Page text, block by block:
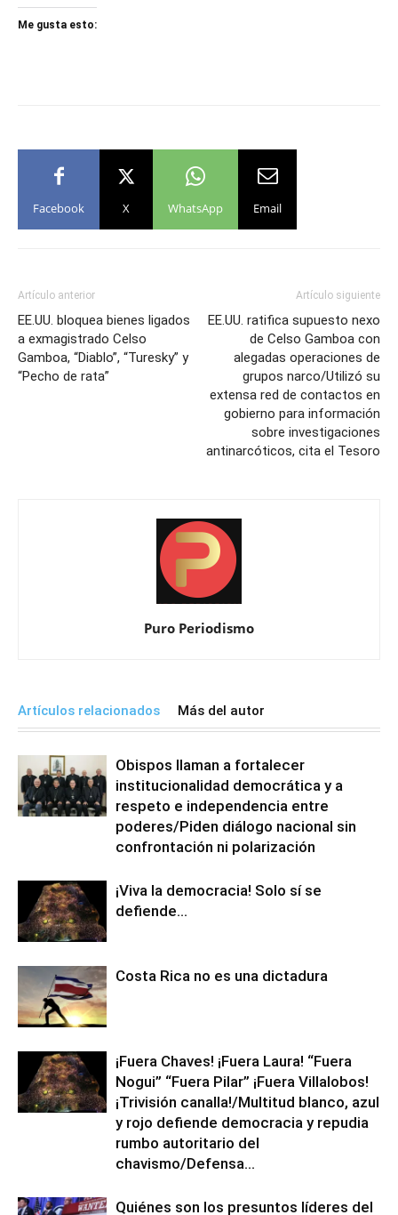
Me gusta esto:
Facebook X WhatsApp Email
Artículo anterior
EE.UU. bloquea bienes ligados
a exmagistrado Celso
Gamboa, “Diablo”, “Turesky” y
“Pecho de rata”
Artículo siguiente
EE.UU. ratifica supuesto nexo
de Celso Gamboa con
alegadas operaciones de
grupos narco/Utilizó su
extensa red de contactos en
gobierno para información
sobre investigaciones
antinarcóticos, cita el Tesoro
Puro Periodismo
Artículos relacionados Más del autor
Obispos llaman a fortalecer
institucionalidad democrática y a
respeto e independencia entre
poderes/Piden diálogo nacional sin
confrontación ni polarización
¡Viva la democracia! Solo sí se
defiende…
Costa Rica no es una dictadura
¡Fuera Chaves! ¡Fuera Laura! “Fuera
Nogui” “Fuera Pilar” ¡Fuera Villalobos!
¡Trivisión canalla!/Multitud blanco, azul
y rojo defiende democracia y repudia
rumbo autoritario del
chavismo/Defensa...
Quiénes son los presuntos líderes del